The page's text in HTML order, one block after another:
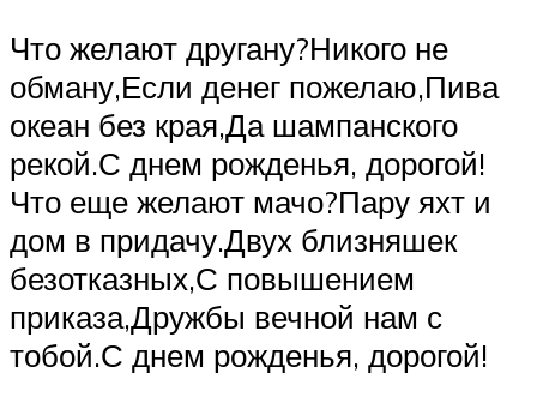
Что желают другану?Никого не
обману,Если денег пожелаю,Пива
океан без края,Да шампанского
рекой.С днем рожденья, дорогой!
Что еще желают мачо?Пару яхт и
дом в придачу.Двух близняшек
безотказных,С повышением
приказа,Дружбы вечной нам с
тобой.С днем рожденья, дорогой!